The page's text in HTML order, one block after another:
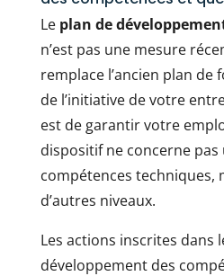
Le plan de
n’est pas une mesure
remplace l’ancien plan de
de l’initiative de votre
est de garantir votre
dispositif ne concerne
compétences techniques,
d’autres niveaux.
Les actions inscrites dans
développement des